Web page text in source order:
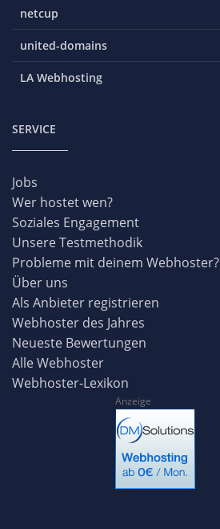
netcup
united-domains
LA Webhosting
SERVICE
Jobs
Wer hostet wen?
Soziales Engagement
Unsere Testmethodik
Probleme mit deinem Webhoster?
Über uns
Als Anbieter registrieren
Webhoster des Jahres
Neueste Bewertungen
Alle Webhoster
Webhoster-Lexikon
Anzeige